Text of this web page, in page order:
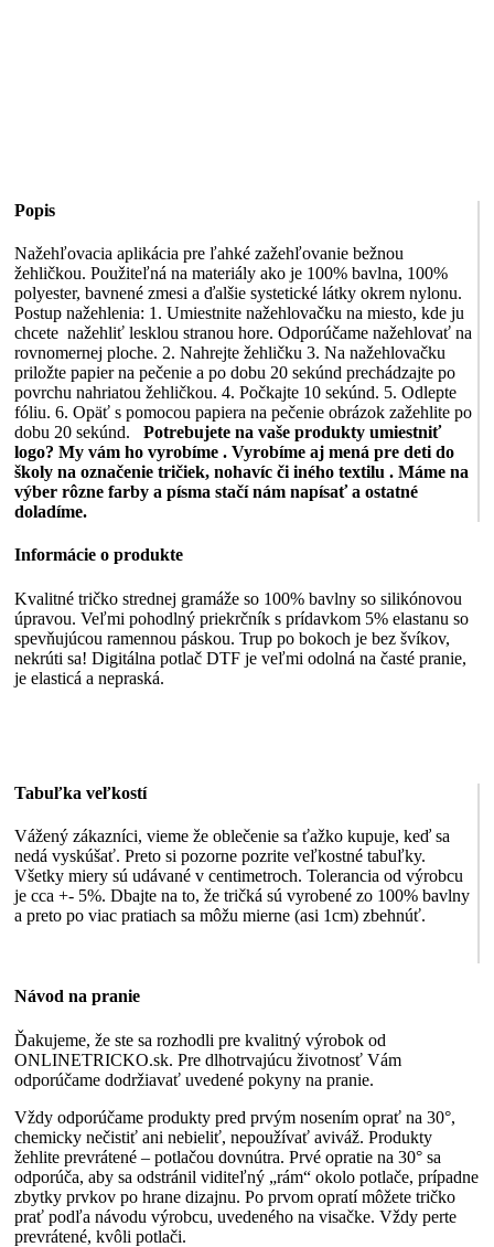
Popis
Nažehľovacia aplikácia pre ľahké zažehľovanie bežnou
žehličkou. Použiteľná na materiály ako je 100% bavlna, 100%
polyester, bavnené zmesi a ďalšie systetické látky okrem nylonu.
Postup nažehlenia: 1. Umiestnite nažehlovačku na miesto, kde ju
chcete nažehliť lesklou stranou hore. Odporúčame nažehlovať na
rovnomernej ploche. 2. Nahrejte žehličku 3. Na nažehlovačku
priložte papier na pečenie a po dobu 20 sekúnd prechádzajte po
povrchu nahriatou žehličkou. 4. Počkajte 10 sekúnd. 5. Odlepte
fóliu. 6. Opäť s pomocou papiera na pečenie obrázok zažehlite po
dobu 20 sekúnd. Potrebujete na vaše produkty umiestniť
logo? My vám ho vyrobíme . Vyrobíme aj mená pre deti do
školy na označenie tričiek, nohavíc či iného textilu . Máme na
výber rôzne farby a písma stačí nám napísať a ostatné
doladíme.
Informácie o produkte
Kvalitné tričko strednej gramáže so 100% bavlny so silikónovou
úpravou. Veľmi pohodlný priekrčník s prídavkom 5% elastanu so
spevňujúcou ramennou páskou. Trup po bokoch je bez švíkov,
nekrúti sa! Digitálna potlač DTF je veľmi odolná na časté pranie,
je elasticá a nepraská.
Tabuľka veľkostí
Vážený zákazníci, vieme že oblečenie sa ťažko kupuje, keď sa
nedá vyskúšať. Preto si pozorne pozrite veľkostné tabuľky.
Všetky miery sú udávané v centimetroch. Tolerancia od výrobcu
je cca +- 5%. Dbajte na to, že tričká sú vyrobené zo 100% bavlny
a preto po viac pratiach sa môžu mierne (asi 1cm) zbehnúť.
Návod na pranie
Ďakujeme, že ste sa rozhodli pre kvalitný výrobok od
ONLINETRICKO.sk. Pre dlhotrvajúcu životnosť Vám
odporúčame dodržiavať uvedené pokyny na pranie.
Vždy odporúčame produkty pred prvým nosením oprať na 30°,
chemicky nečistiť ani nebieliť, nepoužívať aviváž. Produkty
žehlite prevrátené – potlačou dovnútra. Prvé opratie na 30° sa
odporúča, aby sa odstránil viditeľný „rám“ okolo potlače, prípadne
zbytky prvkov po hrane dizajnu. Po prvom opratí môžete tričko
prať podľa návodu výrobcu, uvedeného na visačke. Vždy perte
prevrátené, kvôli potlači.